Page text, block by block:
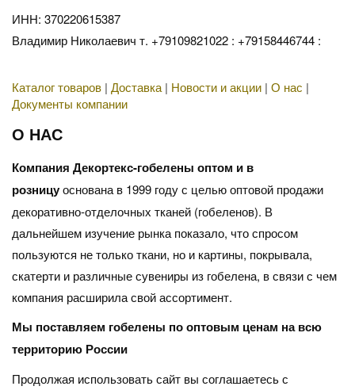
ИНН: 370220615387
Владимир Николаевич т. +79109821022 : +79158446744 :
Каталог товаров | Доставка | Новости и акции | О нас |
Документы компании
О НАС
Компания Декортекс-гобелены оптом и в
розницуоснована в 1999 году с целью оптовой продажи
декоративно-отделочных тканей (гобеленов). В
дальнейшем изучение рынка показало, что спросом
пользуются не только ткани, но и картины, покрывала,
скатерти и различные сувениры из гобелена, в связи с чем
компания расширила свой ассортимент.
Мы поставляем гобелены по оптовым ценам на всю
территорию России
Продолжая использовать сайт вы соглашаетесь с